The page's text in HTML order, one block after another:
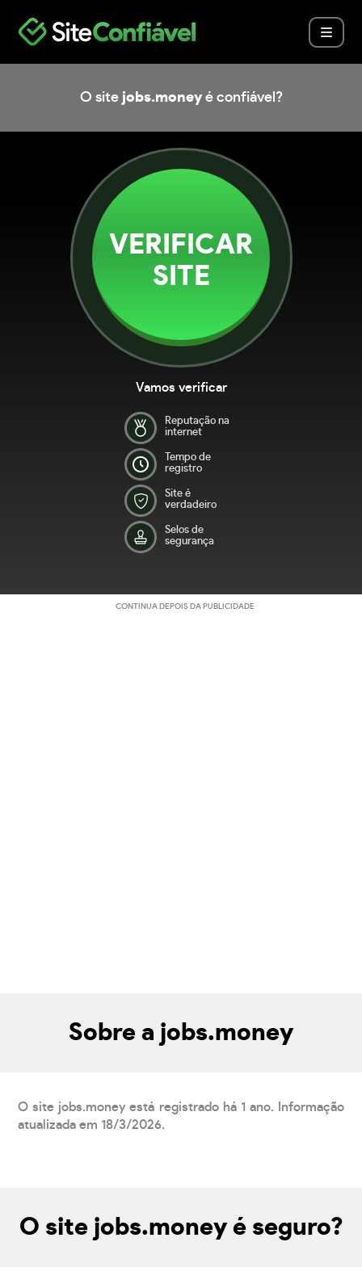
O site jobs.moneyé confiável?
VERIFICAR
SITE
Vamos verificar
Reputação na
internet
Tempo de
registro
Site é
verdadeiro
Selos de
segurança
CONTINUA DEPOIS DA PUBLICIDADE
Sobre a jobs.money
O site jobs.money está registrado há 1 ano. Informação
atualizada em 18/3/2026.
O site jobs.money é seguro?